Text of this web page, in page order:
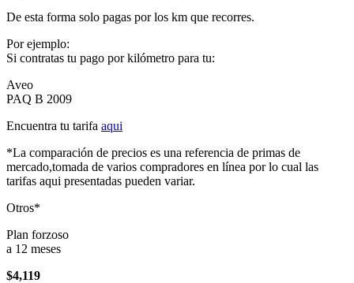
De esta forma solo pagas por los km que recorres.
Por ejemplo:
Si contratas tu pago por kilómetro para tu:
Aveo
PAQ B 2009
Encuentra tu tarifa aqui
*La comparación de precios es una referencia de primas de
mercado,tomada de varios compradores en línea por lo cual las
tarifas aqui presentadas pueden variar.
Otros*
Plan forzoso
a 12 meses
$4,119